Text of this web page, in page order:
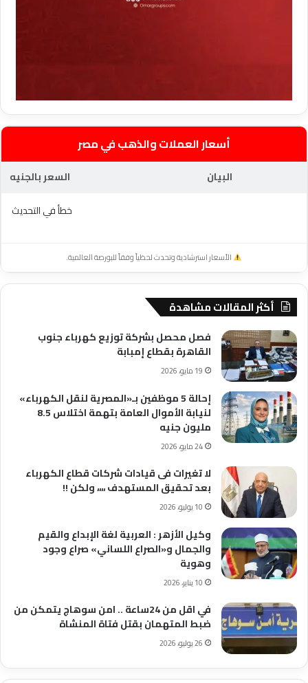
أسعار العملات والذهب في مصر
البيان
السعر بالجنيه
خطأ في التحديث
الأسعار استرشادية وتحدث لحظياً وفقاً للبورصة العالمية.
أكثر المقالات مشاهدة
فصل محصل بشركة توزيع كهرباء جنوب
القاهرة بقطاع إمبابة
19 مايو، 2026
إحالة 5 موظفين بـ«المصرية لنقل الكهرباء»
لنيابة الأموال العامة بتهمة اختلاس 8.5
مليون جنيه
24 مايو، 2026
لا تغيرات فى قيادات شركات قطاع الكهرباء
بعد تحقيق المستهدف ،،،، ولكن !!
10 يوليو، 2026
وكيل الأزهر : العربية لغة الإبداع والقيم
والجمال و«الصراع اللساني» صراع وجود
وهوية
10 يناير، 2026
في اقل من 24ساعة .. امن سوهاج يتمكن من
ضبط المتهمان بقتل فتاة المنشاة
26 يوليو، 2026